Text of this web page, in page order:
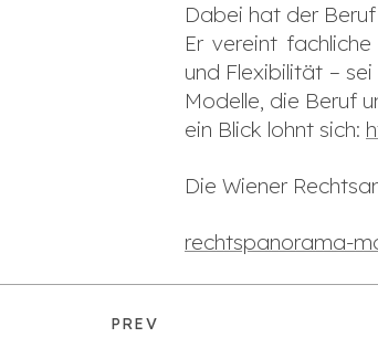
Dabei hat der
Er vereint
und Flexibilität –
Modelle, die Beruf
ein Blick lohnt sich:
Die Wiener
rechtspanorama-
PREV